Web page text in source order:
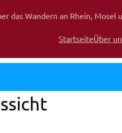
das Wandern an Rhein, Mosel
StartseiteÜber